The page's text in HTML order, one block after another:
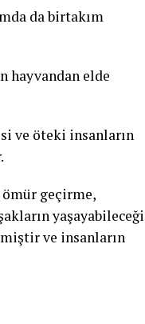
da birtakım
hayvandan elde
ve öteki insanların
ömür geçirme,
yaşayabileceği
ve insanların